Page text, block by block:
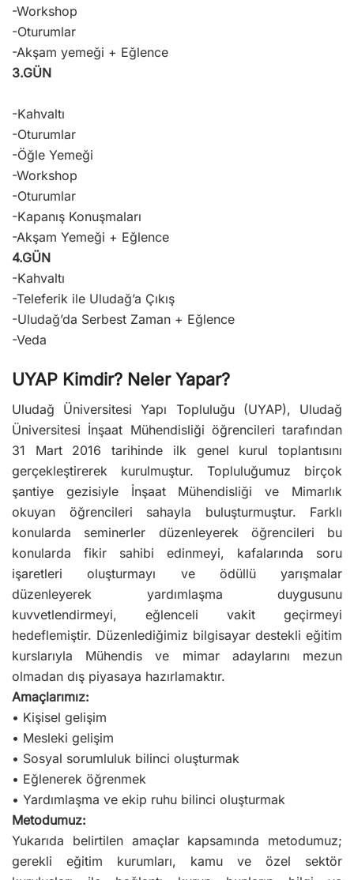
-Workshop
-Oturumlar
-Akşam yemeği + Eğlence
3.GÜN
-Kahvaltı
-Oturumlar
-Öğle Yemeği
-Workshop
-Oturumlar
-Kapanış Konuşmaları
-Akşam Yemeği + Eğlence
4.GÜN
-Kahvaltı
-Teleferik ile Uludağ’a Çıkış
-Uludağ’da Serbest Zaman + Eğlence
-Veda
UYAP Kimdir? Neler Yapar?
Uludağ Üniversitesi Yapı Topluluğu (UYAP), Uludağ
Üniversitesi İnşaat Mühendisliği öğrencileri tarafından
31 Mart 2016 tarihinde ilk genel kurul toplantısını
gerçekleştirerek kurulmuştur. Topluluğumuz birçok
şantiye gezisiyle İnşaat Mühendisliği ve Mimarlık
okuyan öğrencileri sahayla buluşturmuştur. Farklı
konularda seminerler düzenleyerek öğrencileri bu
konularda fikir sahibi edinmeyi, kafalarında soru
işaretleri oluşturmayı ve ödüllü yarışmalar
düzenleyerek yardımlaşma duygusunu
kuvvetlendirmeyi, eğlenceli vakit geçirmeyi
hedeflemiştir. Düzenlediğimiz bilgisayar destekli eğitim
kurslarıyla Mühendis ve mimar adaylarını mezun
olmadan dış piyasaya hazırlamaktır.
Amaçlarımız:
• Kişisel gelişim
• Mesleki gelişim
• Sosyal sorumluluk bilinci oluşturmak
• Eğlenerek öğrenmek
• Yardımlaşma ve ekip ruhu bilinci oluşturmak
Metodumuz:
Yukarıda belirtilen amaçlar kapsamında metodumuz;
gerekli eğitim kurumları, kamu ve özel sektör